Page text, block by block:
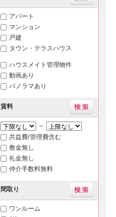
アパート
マンション
戸建
タウン・テラスハウス
ハウスメイト管理物件
動画あり
パノラマあり
賃料
～
共益費/管理費含む
敷金無し
礼金無し
仲介手数料無料
間取り
ワンルーム